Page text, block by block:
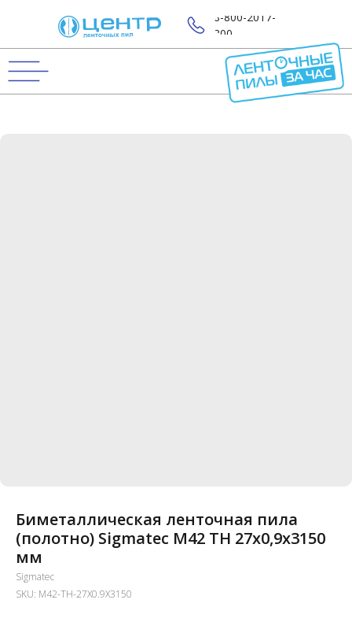
8-800-2017-
800
Биметаллическая ленточная пила
(полотно) Sigmatec M42 TH 27х0,9x3150
мм
Sigmatec
SKU: M42-TH-27X0.9X3150